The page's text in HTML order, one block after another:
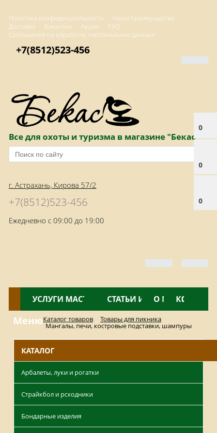
Политика конфиденциальности
Наши преимущества
Доставка
Вакансии Акции
FAQ
Соглашение на обработку персональных данных
0
0
0
+7(8512)523-456
Все для охоты и туризма в магазине "Бекас"
г. Астрахань, Кирова 57/2
+7(8512)523-456
Ежедневно с 09:00 до 19:00
КАТАЛОГ
УСЛУГИ МАСТЕРСКОЙНОВОСТИ
СТАТЬИ И ОБЗОРЫ
О МАГАЗИНЕ
МенюКаталог товаров Товары для пикника
Мангалы, печи, костровые подставки, шампуры
КАТАЛОГ
Арбалеты, луки и рогатки
Страйкбол и рсходники
Бондарные изделия